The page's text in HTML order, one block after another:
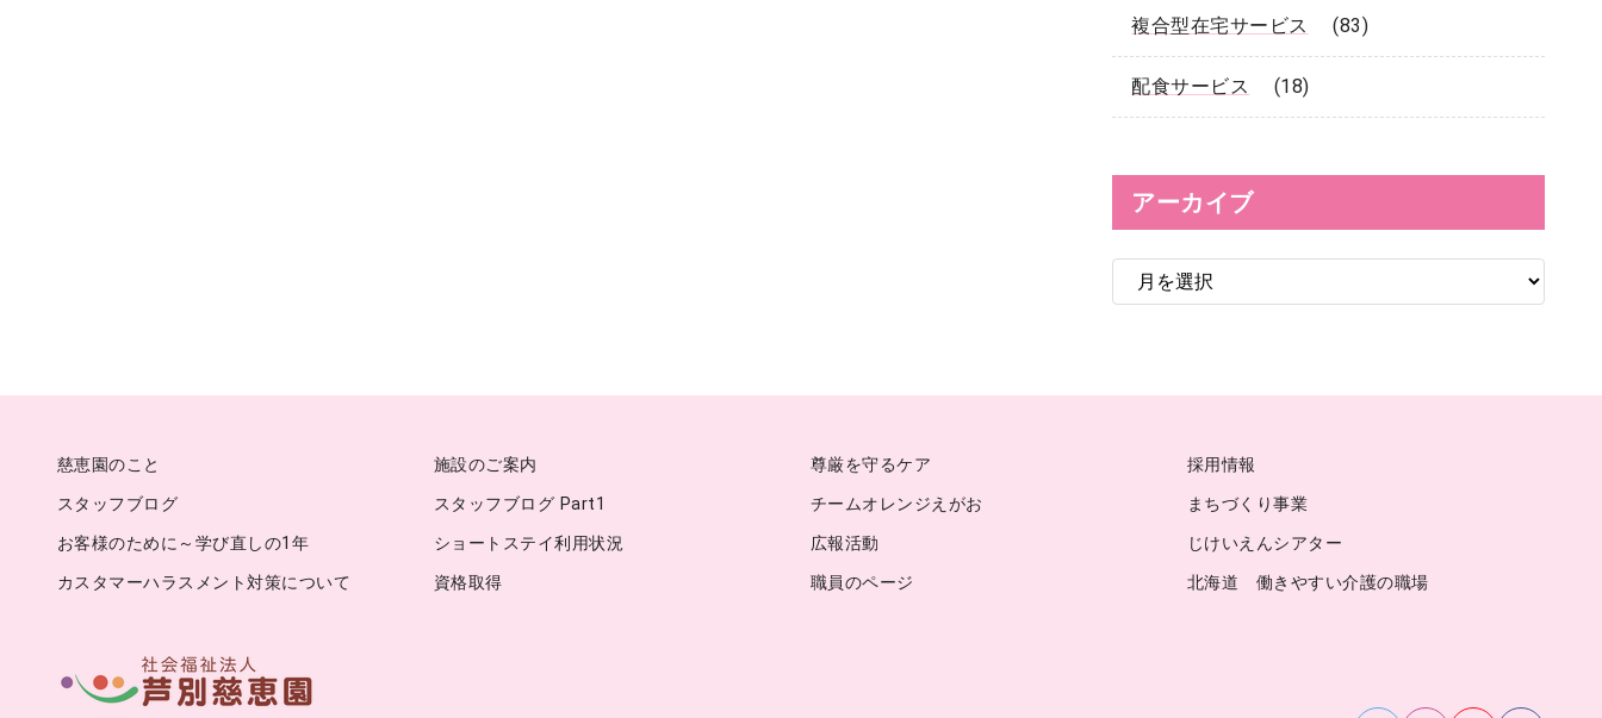
複合型在宅サービス (83)
配食サービス (18)
アーカイブ
ア
カ
慈恵園のこと 施設のご案内 尊厳を守るケア
採用情報
スタッフブログ
スタッフブログ Part1 チームオレンジえがお
まちづくり事業
お客様のために～学び直しの1年
ショートステイ利用状況 広報活動
じけいえんシアター
カスタマーハラスメント対策について
資格取得 職員のページ 北海道 働きやすい介護の職場